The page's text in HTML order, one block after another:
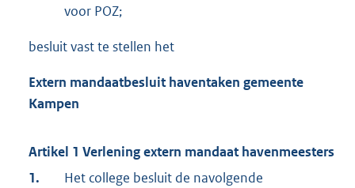
voor POZ;
besluit vast te stellen het
Extern mandaatbesluit haventaken gemeente
Kampen
Artikel 1 Verlening extern mandaat havenmeesters
1.
Het college besluit de navolgende